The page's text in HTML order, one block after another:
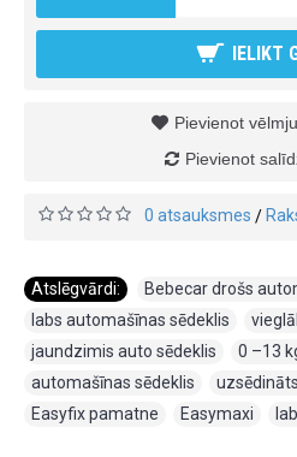
IELIKT
Pievienot
Pievienot
0 atsauksmes /
Atslēgvārdi: Bebecar drošs
labs automašīnas sēdeklis
jaundzimis auto sēdeklis
0 –13
automašīnas sēdeklis
Easyfix pamatne
Easymaxi